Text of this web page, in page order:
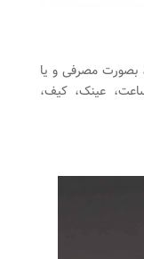
بصورت مصرفی و یا
عینک، کیف،